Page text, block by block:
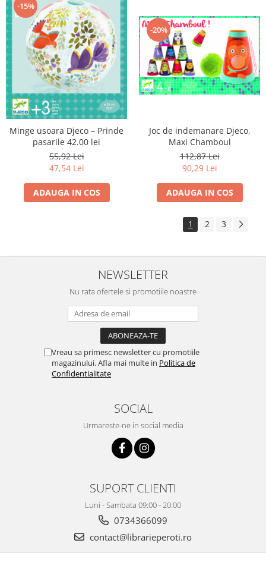
-15%
Minge usoara Djeco – Prinde
pasarile 42.00 lei
55,92 Lei
47,54 Lei
ADAUGA IN COS
-20%
Joc de indemanare Djeco,
Maxi Chamboul
112,87 Lei
90,29 Lei
ADAUGA IN COS
1 2 3
NEWSLETTER
Nu rata ofertele si promotiile noastre
Vreau sa primesc newsletter cu promotiile
magazinului. Afla mai multe in Politica de
Confidentialitate
SOCIAL
Urmareste-ne in social media
SUPORT CLIENTI
Luni - Sambata 09:00 - 20:00
0734366099
contact@librarieperoti.ro